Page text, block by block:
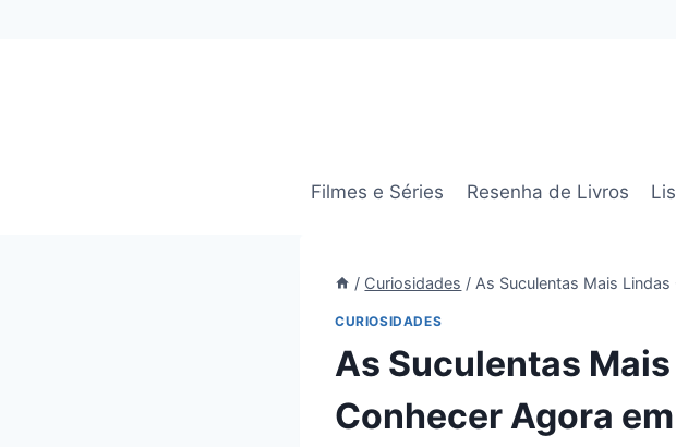
Filmes e Séries Resenha de Livros
/ Curiosidades / As Suculentas Mais
CURIOSIDADES
As Suculentas
Conhecer Agora